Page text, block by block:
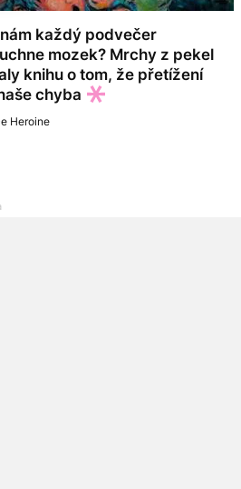
každý podvečer
mozek? Mrchy z pekel
knihu o tom, že přetížení
chyba
Heroine